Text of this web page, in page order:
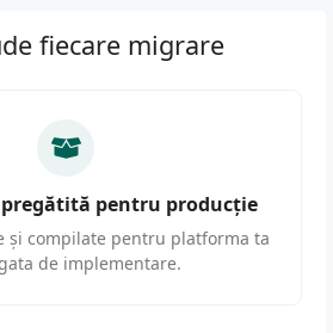
fiecare migrare
pregătită pentru producție
și compilate pentru platforma ta
de implementare.